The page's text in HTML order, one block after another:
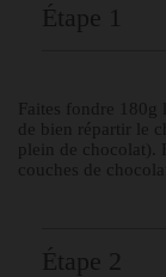
Étape 1
Faites fondre
de bien répartir le
plein de
couches de
Étape 2